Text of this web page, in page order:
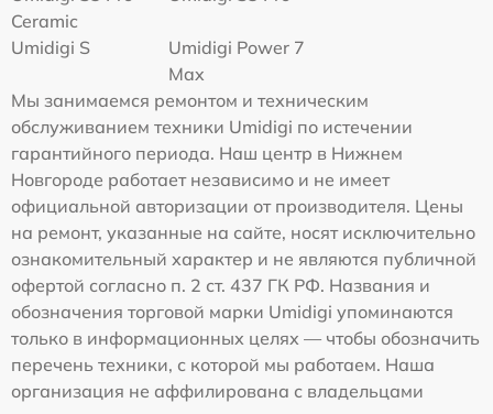
Ceramic
Umidigi S
Umidigi Power 7
Max
Мы занимаемся ремонтом и техническим
обслуживанием техники Umidigi по истечении
гарантийного периода. Наш центр в Нижнем
Новгороде работает независимо и не имеет
официальной авторизации от производителя. Цены
на ремонт, указанные на сайте, носят исключительно
ознакомительный характер и не являются публичной
офертой согласно п. 2 ст. 437 ГК РФ. Названия и
обозначения торговой марки Umidigi упоминаются
только в информационных целях — чтобы обозначить
перечень техники, с которой мы работаем. Наша
организация не аффилирована с владельцами